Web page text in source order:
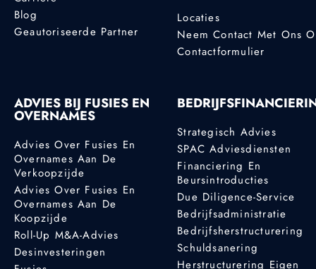
Blog
Geautoriseerde Partner
Locaties
Neem Contact Met Ons
Contactformulier
ADVIES BIJ FUSIES EN
OVERNAMES
Advies Over Fusies En
Overnames Aan De
Verkoopzijde
Advies Over Fusies En
Overnames Aan De
Koopzijde
Roll-Up M&A-Advies
Desinvesteringen
Strategisch Advies
SPAC Adviesdiensten
Financiering En
Beursintroducties
Due Diligence-Service
Bedrijfsadministratie
Bedrijfsherstructurering
Schuldsanering
Herstructurering Eigen